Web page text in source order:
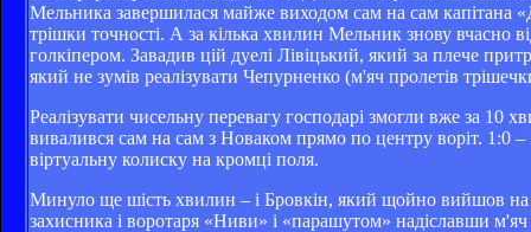
Мельника завершилася майже виходом сам на сам капітана
трішки точності. А за кілька хвилин Мельник знову вчасно
голкіпером. Завадив цій дуелі Лівіцький, який за плече
який не зумів реалізувати Чепурненко (м'яч пролетів
Реалізувати чисельну перевагу господарі змогли вже за
вивалився сам на сам з Новаком прямо по центру воріт. 1:0
віртуальну колиску на кромці поля.
Минуло ще шість хвилин – і Бровкін, який щойно вийшов на
захисника і воротаря «Ниви» і «парашутом» надіславши м'яч